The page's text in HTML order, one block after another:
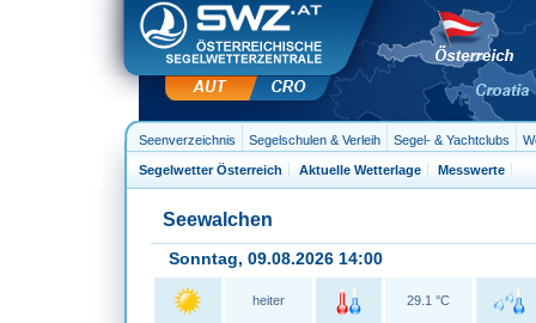
Seenverzeichnis Segelschulen & Verleih Segel- & Yachtclubs
Segelwetter Österreich Aktuelle Wetterlage Messwerte
Seewalchen
Sonntag, 09.08.2026 14:00
heiter 29.1 °C